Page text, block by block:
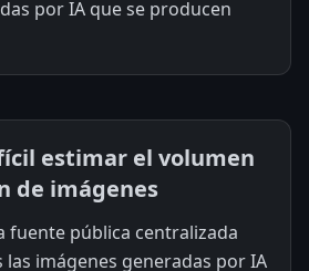
por IA que se producen
estimar el volumen
de imágenes
fuente pública centralizada
imágenes generadas por IA